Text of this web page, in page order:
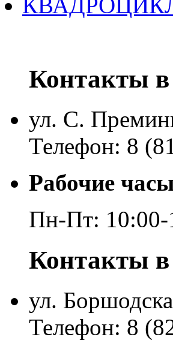
Контакты в
ул. С.
Телефон: 8
Рабочие
Пн-Пт: 10:00-
Контакты
ул.
Телефон: 8